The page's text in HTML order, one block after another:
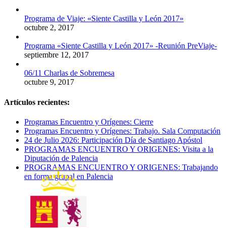
Programa de Viaje: «Siente Castilla y León 2017»
octubre 2, 2017
Programa «Siente Castilla y León 2017» -Reunión PreViaje-
septiembre 12, 2017
06/11 Charlas de Sobremesa
octubre 9, 2017
Artículos recientes:
Programas Encuentro y Orígenes: Cierre
Programas Encuentro y Orígenes: Trabajo. Sala Computación
24 de Julio 2026: Participación Día de Santiago Apóstol
PROGRAMAS ENCUENTRO Y ORIGENES: Visita a la
Diputación de Palencia
PROGRAMAS ENCUENTRO Y ORIGENES: Trabajando
en forma grupal en Palencia